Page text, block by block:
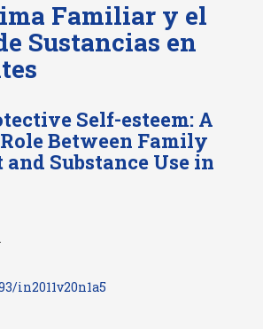
Familiar y el
Sustancias en
Self-esteem: A
Between Family
Substance Use in
in2011v20n1a5